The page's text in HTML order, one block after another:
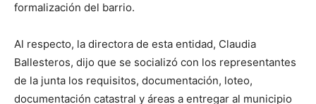
formalización del barrio.
Al respecto, la directora de esta entidad, Claudia
Ballesteros, dijo que se socializó con los representantes
de la junta los requisitos, documentación, loteo,
documentación catastral y áreas a entregar al municipio